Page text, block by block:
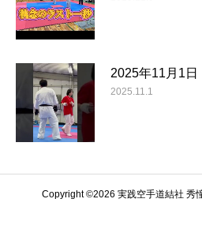
2025年11月1日
2025.11.1
Copyright ©️2026 実践空手道結社 秀